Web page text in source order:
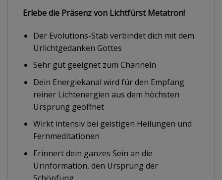
Erlebe die Präsenz von Lichtfürst Metatron!
Der Evolutions-Stab verbindet dich mit dem
Urlichtgedanken Gottes
Sehr gut geeignet zum Channeln
Dein Energiekanal wird für den Empfang
reiner Lichtenergien aus dem höchsten
Ursprung geöffnet
Wirkt intensiv bei geistigen Heilungen und
Fernmeditationen
Erinnert dein ganzes Sein an die
Urinformation, den Ursprung der